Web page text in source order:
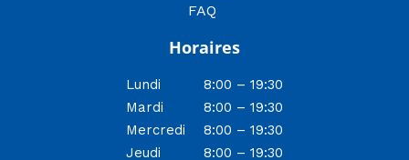
FAQ
Horaires
Lundi
Mardi
Mercredi
Jeudi
8:00 – 19:30
8:00 – 19:30
8:00 – 19:30
8:00 – 19:30